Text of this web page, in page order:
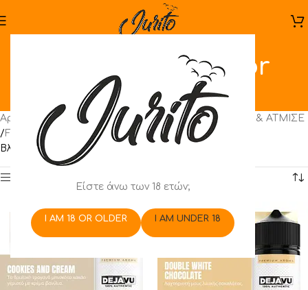
Είστε άνω των 18 ετών;
I AM 18 OR OLDER I AM UNDER 18
NTEZABOY Flavor
Shots
Αρχική σελίδα /Ηλεκτρονικό Τσιγάρο/ΑΝΑΚΑΤΕΨΕ & ΑΤΜΙΣΕ
/Flavor Shots Flavourist/NTEZABOY Flavor Shots
Βλέπετε 1–12 από 43 αποτελέσματα